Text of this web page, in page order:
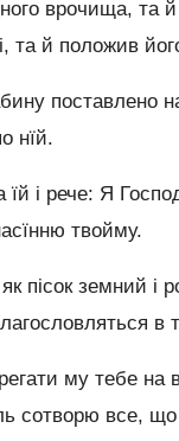
врочища, та
й положив
поставлено
нїй.
їй і рече: Я
твойму.
пісок земний і
в
му тебе на
сотворю все, що